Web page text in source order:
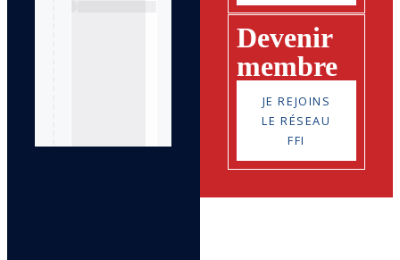
Devenir
membre
JE REJOINS
LE RÉSEAU
FFI